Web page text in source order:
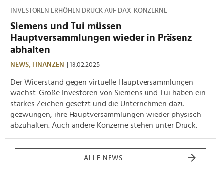
INVESTOREN ERHÖHEN DRUCK AUF DAX-KONZERNE
Siemens und Tui müssen
Hauptversammlungen wieder in Präsenz
abhalten
NEWS, FINANZEN | 18.02.2025
Der Widerstand gegen virtuelle Hauptversammlungen
wächst. Große Investoren von Siemens und Tui haben ein
starkes Zeichen gesetzt und die Unternehmen dazu
gezwungen, ihre Hauptversammlungen wieder physisch
abzuhalten. Auch andere Konzerne stehen unter Druck.
ALLE NEWS